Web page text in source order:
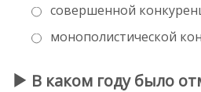
совершенной
монополистической
В каком году было